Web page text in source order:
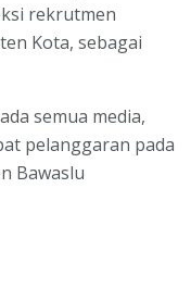
rekrutmen
Kota, sebagai
semua media,
pelanggaran pada
Bawaslu